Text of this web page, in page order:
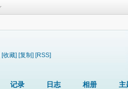
[收藏] [复制] [RSS]
记录 日志 相册 主